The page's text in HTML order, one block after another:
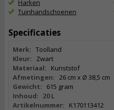
Harken
Tuinhandschoenen
Specificaties
Merk: Toolland
Kleur:
Zwart
Materiaal:
Kunststof
Afmetingen:
26 cm x Ø 38,5 cm
Gewicht:
615 gram
Inhoud: 20 L
Artikelnummer:
K170113412